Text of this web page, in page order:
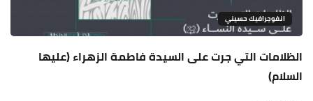
انفوجرافيك حسيني
الظلامات التي جرت على السيدة فاطمة الزهراء (عليها
السلام)